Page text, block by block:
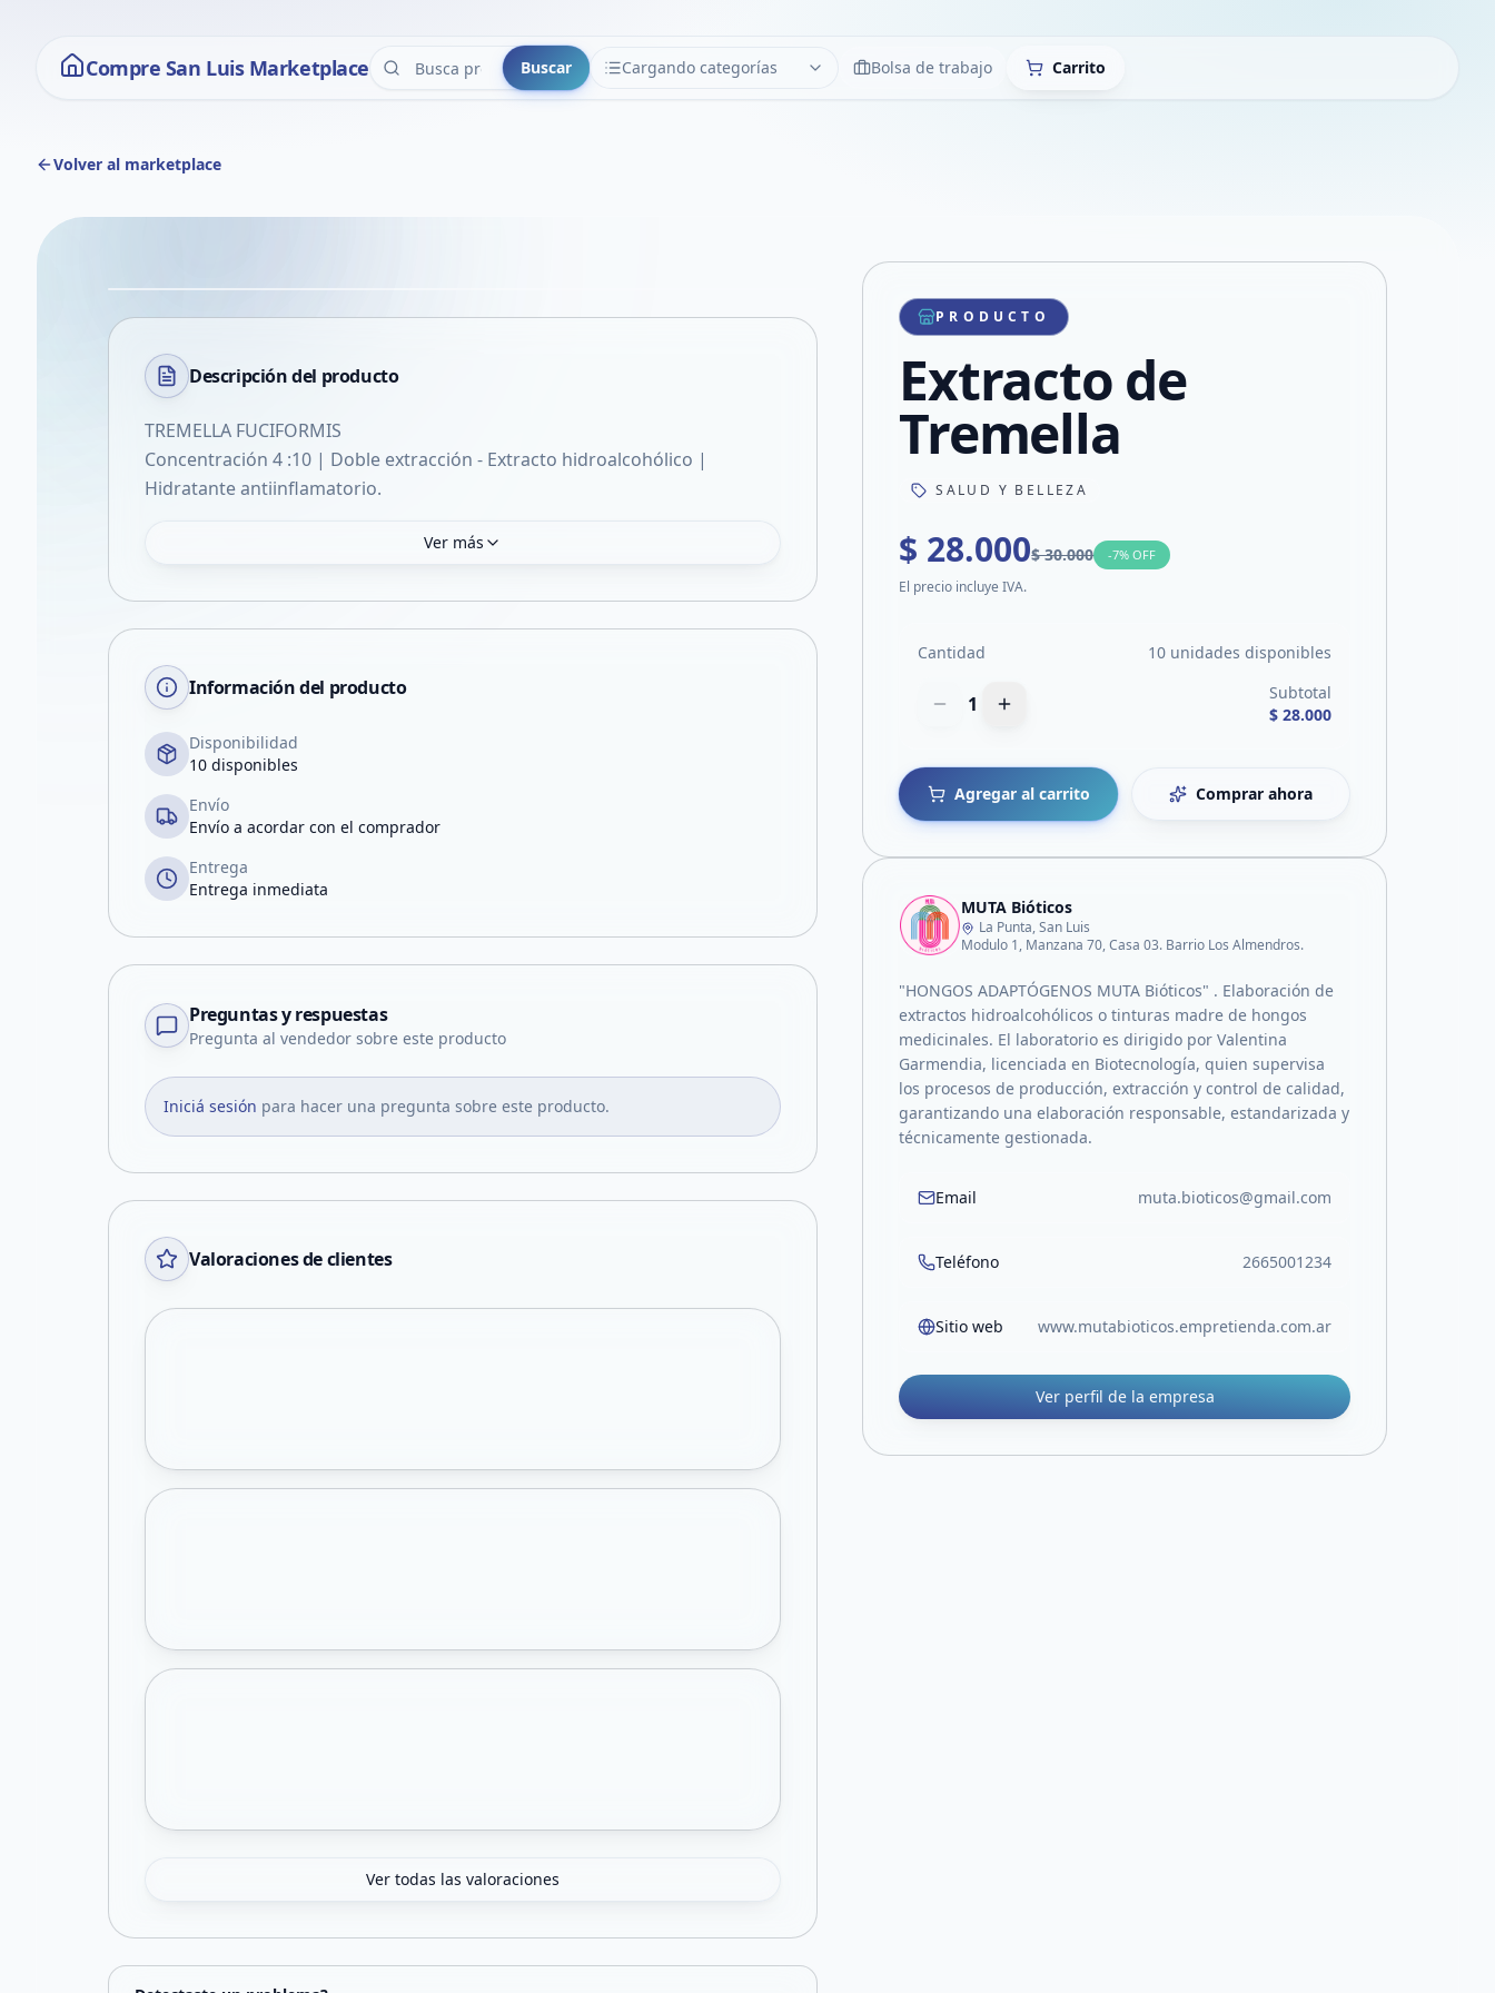
Compre San Luis Marketplace Buscar Cargando categorías
CATEGORÍAS LimpiarBolsa de trabajo Carrito
Volver al marketplace
VER EN PANTALLA COMPLETA
Compartir producto
Compartir por WhatsApp
Compartir por mail
Compartir en Facebook
Compartir en X
Descripción del producto
TREMELLA FUCIFORMIS
Concentración 4 :10 | Doble extracción - Extracto hidroalcohólico |
Ver más
Información del producto
Disponibilidad
10 disponibles
Envío
Envío a acordar con el comprador
Entrega
Entrega inmediata
Preguntas y respuestas
Pregunta al vendedor sobre este producto
Iniciá sesión para hacer una pregunta sobre este producto.
Valoraciones de clientes
Ver todas las valoraciones
PRODUCTO
Extracto de
Tremella
SALUD Y BELLEZA
$ 28.000$ 30.000 -7% OFF
El precio incluye IVA.
Cantidad 10 unidades disponibles
1
Subtotal
$ 28.000
Agregar al carrito Comprar ahora
MUTA Bióticos
La Punta, San Luis
Modulo 1, Manzana 70, Casa 03. Barrio Los Almendros.
"HONGOS ADAPTÓGENOS MUTA Bióticos" . Elaboración de
extractos hidroalcohólicos o tinturas madre de hongos
medicinales. El laboratorio es dirigido por Valentina
Garmendia, licenciada en Biotecnología, quien supervisa
los procesos de producción, extracción y control de calidad,
garantizando una elaboración responsable, estandarizada y
técnicamente gestionada.
Email muta.bioticos@gmail.com
Teléfono 2665001234
Sitio web www.mutabioticos.empretienda.com.ar
Ver perfil de la empresa